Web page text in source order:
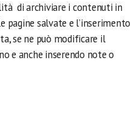
di archiviare i contenuti in
salvate e l’inserimento
se ne può modificare il
e anche inserendo note o